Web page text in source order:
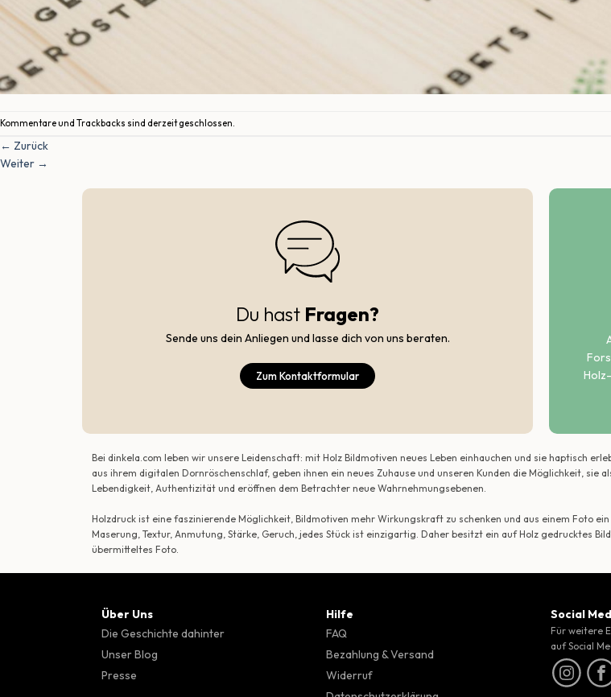
Kommentare und Trackbacks sind derzeit geschlossen.
← Zurück
Weiter →
Du hast Fragen?
Sende uns dein Anliegen und lasse dich von uns beraten.
Zum Kontaktformular
Bei dinkela.com leben wir unsere Leidenschaft: mit Holz Bildmotiven neues Leben einhauchen und sie haptisch
aus ihrem digitalen Dornröschenschlaf, geben ihnen ein neues Zuhause und unseren Kunden die Möglichkeit,
Lebendigkeit, Authentizität und eröffnen dem Betrachter neue Wahrnehmungsebenen.
Holzdruck ist eine faszinierende Möglichkeit, Bildmotiven mehr Wirkungskraft zu schenken und aus einem Foto
Maserung, Textur, Anmutung, Stärke, Geruch, jedes Stück ist einzigartig. Daher besitzt ein auf Holz gedrucktes
übermitteltes Foto.
Über Uns
Die Geschichte dahinter
Unser Blog
Presse
Hilfe
FAQ
Bezahlung & Versand
Widerruf
Social
Für weitere
auf Social